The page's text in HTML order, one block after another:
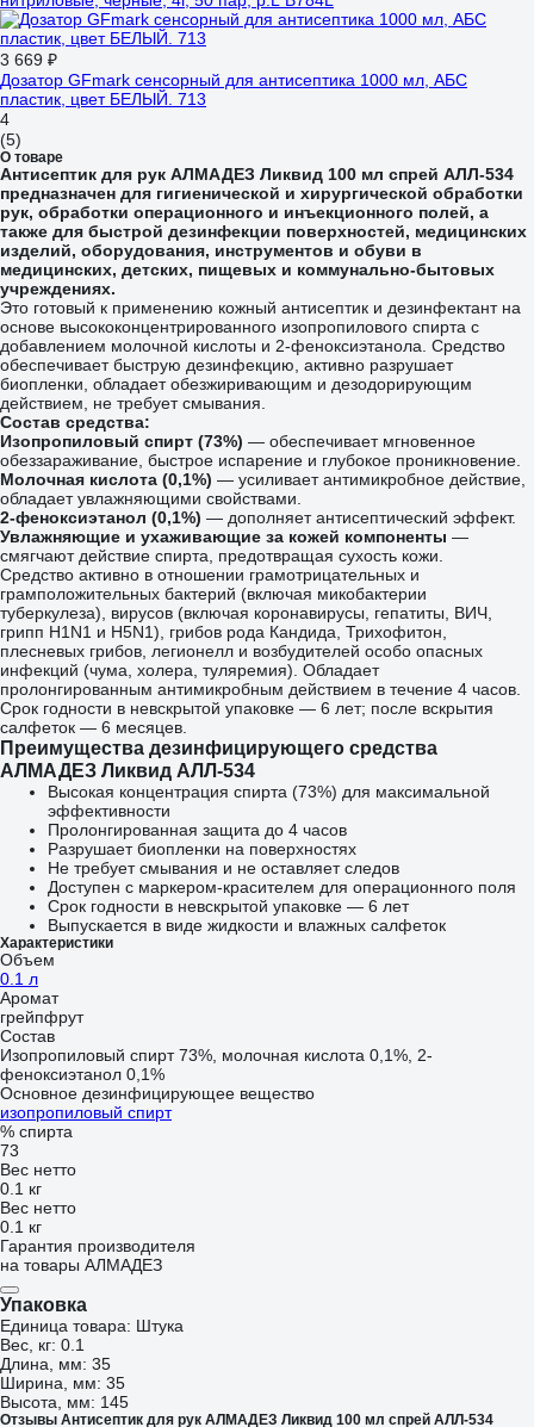
3 669 ₽
Дозатор GFmark сенсорный для антисептика 1000 мл, АБС
пластик, цвет БЕЛЫЙ. 713
4
(5)
О товаре
Антисептик для рук АЛМАДЕЗ Ликвид 100 мл спрей АЛЛ-534
предназначен для гигиенической и хирургической обработки
рук, обработки операционного и инъекционного полей, а
также для быстрой дезинфекции поверхностей, медицинских
изделий, оборудования, инструментов и обуви в
медицинских, детских, пищевых и коммунально-бытовых
учреждениях.
Это готовый к применению кожный антисептик и дезинфектант на
основе высококонцентрированного изопропилового спирта с
добавлением молочной кислоты и 2-феноксиэтанола. Средство
обеспечивает быструю дезинфекцию, активно разрушает
биопленки, обладает обезжиривающим и дезодорирующим
действием, не требует смывания.
Состав средства:
Изопропиловый спирт (73%) — обеспечивает мгновенное
обеззараживание, быстрое испарение и глубокое проникновение.
Молочная кислота (0,1%) — усиливает антимикробное действие,
обладает увлажняющими свойствами.
2-феноксиэтанол (0,1%) — дополняет антисептический эффект.
Увлажняющие и ухаживающие за кожей компоненты —
смягчают действие спирта, предотвращая сухость кожи.
Средство активно в отношении грамотрицательных и
грамположительных бактерий (включая микобактерии
туберкулеза), вирусов (включая коронавирусы, гепатиты, ВИЧ,
грипп H1N1 и H5N1), грибов рода Кандида, Трихофитон,
плесневых грибов, легионелл и возбудителей особо опасных
инфекций (чума, холера, туляремия). Обладает
пролонгированным антимикробным действием в течение 4 часов.
Срок годности в невскрытой упаковке — 6 лет; после вскрытия
салфеток — 6 месяцев.
Преимущества дезинфицирующего средства
АЛМАДЕЗ Ликвид АЛЛ-534
Высокая концентрация спирта (73%) для максимальной
эффективности
Пролонгированная защита до 4 часов
Разрушает биопленки на поверхностях
Не требует смывания и не оставляет следов
Доступен с маркером-красителем для операционного поля
Срок годности в невскрытой упаковке — 6 лет
Выпускается в виде жидкости и влажных салфеток
Характеристики
Объем
0.1 л
Аромат
грейпфрут
Состав
Изопропиловый спирт 73%, молочная кислота 0,1%, 2-
феноксиэтанол 0,1%
Основное дезинфицирующее вещество
изопропиловый спирт
% спирта
73
Вес нетто
0.1 кг
Вес нетто
0.1 кг
Гарантия производителя
на товары АЛМАДЕЗ
Упаковка
Единица товара: Штука
Вес, кг: 0.1
Длина, мм: 35
Ширина, мм: 35
Высота, мм: 145
Отзывы Антисептик для рук АЛМАДЕЗ Ликвид 100 мл спрей АЛЛ-534